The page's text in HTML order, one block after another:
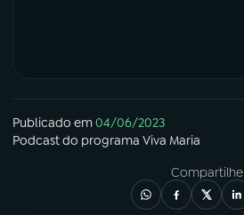
Publicado em04/06/2023
Podcastdo programa Viva Maria
Compartilhe